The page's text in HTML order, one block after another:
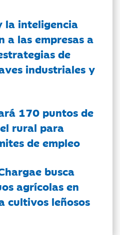
la inteligencia
las empresas a
de
industriales y
170 puntos de
rural para
de empleo
busca
agrícolas en
cultivos leñosos